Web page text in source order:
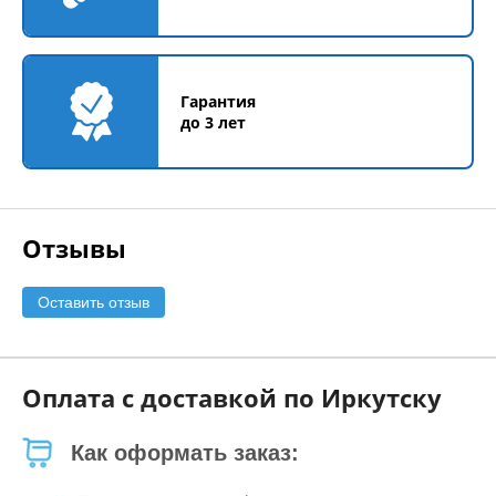
Гарантия
до 3 лет
Отзывы
Оставить отзыв
Оплата с доставкой по Иркутску
Как оформать заказ: